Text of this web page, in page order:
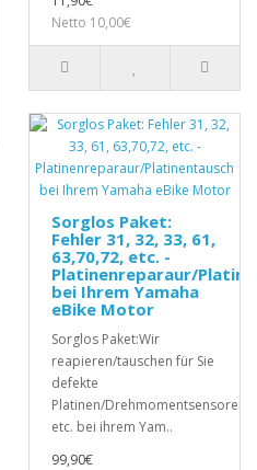
Netto 10,00€
Sorglos Paket:
Fehler 31, 32, 33, 61,
63,70,72, etc. -
Platinenreparaur/
bei Ihrem Yamaha
eBike Motor
Sorglos Paket:Wir
reapieren/tauschen für Sie
defekte
Platinen/Drehmomentsensoren,
etc. bei ihrem Yam..
99,90€